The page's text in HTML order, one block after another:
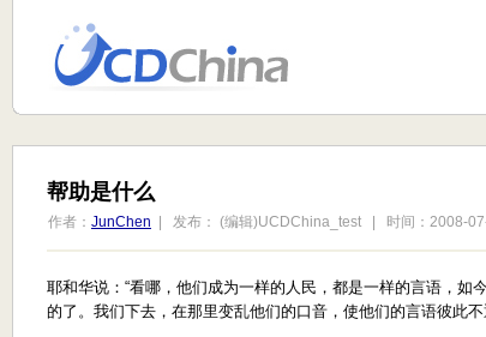
帮助是什么
作者： JunChen | 发布： (编辑)UCDChina_test | 时间：2008-
耶和华说：“看哪，他们成为一样的人民，都是一样的言语，如
的了。我们下去，在那里变乱他们的口音，使他们的言语彼此